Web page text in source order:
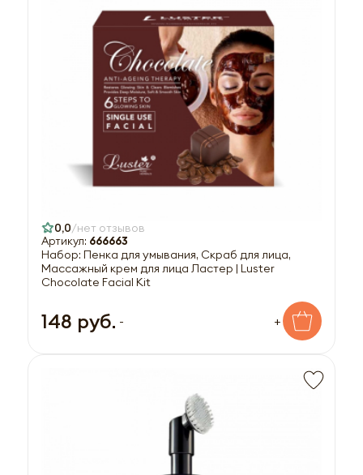
0,0 нет отзывов
Артикул: 666663
Набор: Пенка для умывания, Скраб для лица,
Массажный крем для лица Ластер | Luster
Chocolate Facial Kit
148 руб. - +